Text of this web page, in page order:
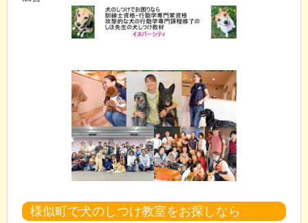
様似町で犬のしつけ教室をお探しなら